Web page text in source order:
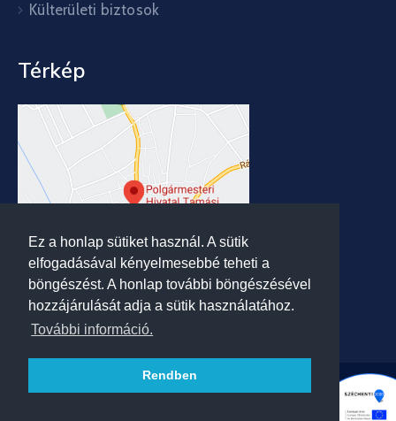
Ez a honlap sütiket használ. A sütik
elfogadásával kényelmesebbé teheti a
böngészést. A honlap további böngészésével
hozzájárulását adja a sütik használatához.
További információ.
Rendben
Külterületi biztosok
Térkép